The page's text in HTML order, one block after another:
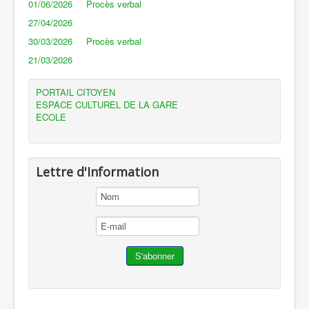
01/06/2026 Procès verbal
27/04/2026
30/03/2026
Procès verbal
21/03/2026
PORTAIL CITOYEN
ESPACE CULTUREL DE LA GARE
ECOLE
Lettre d'Information